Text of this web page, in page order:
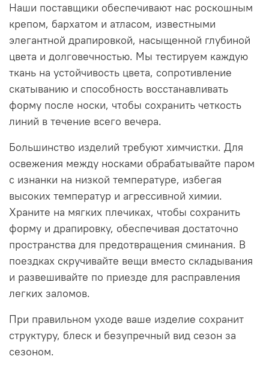
Наши поставщики обеспечивают нас роскошным
крепом, бархатом и атласом, известными
элегантной драпировкой, насыщенной глубиной
цвета и долговечностью. Мы тестируем каждую
ткань на устойчивость цвета, сопротивление
скатыванию и способность восстанавливать
форму после носки, чтобы сохранить четкость
линий в течение всего вечера.
Большинство изделий требуют химчистки. Для
освежения между носками обрабатывайте паром
с изнанки на низкой температуре, избегая
высоких температур и агрессивной химии.
Храните на мягких плечиках, чтобы сохранить
форму и драпировку, обеспечивая достаточно
пространства для предотвращения сминания. В
поездках скручивайте вещи вместо складывания
и развешивайте по приезде для расправления
легких заломов.
При правильном уходе ваше изделие сохранит
структуру, блеск и безупречный вид сезон за
сезоном.